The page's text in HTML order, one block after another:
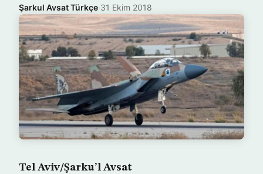
Şarkul Avsat Türkçe·31 Ekim 2018
Tel Aviv/Şarku’l Avsat